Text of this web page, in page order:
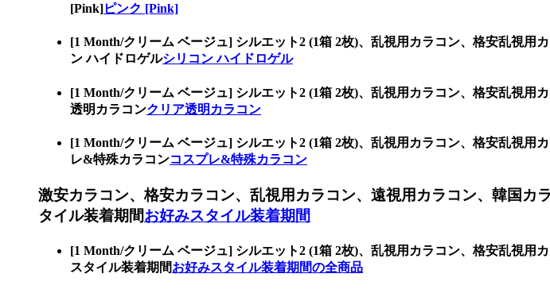
[Pink]ピンク [Pink]
[1 Month/クリーム ベージュ] シルエット2 (1箱 2枚)、乱視用カラコン、格安乱視
ン ハイドロゲルシリコン ハイドロゲル
[1 Month/クリーム ベージュ] シルエット2 (1箱 2枚)、乱視用カラコン、格安乱視
透明カラコンクリア透明カラコン
[1 Month/クリーム ベージュ] シルエット2 (1箱 2枚)、乱視用カラコン、格安乱視
レ&特殊カラコンコスプレ&特殊カラコン
激安カラコン、格安カラコン、乱視用カラコン、遠視用カラコン、韓国
タイル装着期間お好みスタイル装着期間
[1 Month/クリーム ベージュ] シルエット2 (1箱 2枚)、乱視用カラコン、格安乱視
スタイル装着期間お好みスタイル装着期間の全商品